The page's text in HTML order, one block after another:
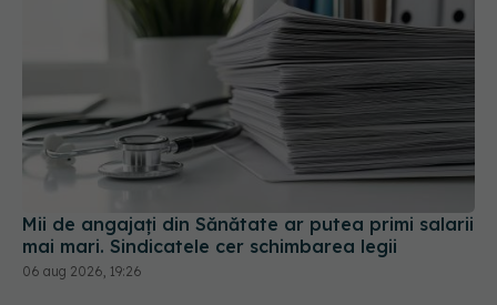
Mii de angajați din Sănătate ar putea primi salarii
mai mari. Sindicatele cer schimbarea legii
06 aug 2026, 19:26